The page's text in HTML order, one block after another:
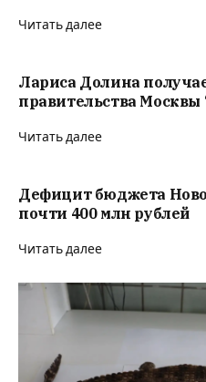
Читать далее
Лариса Долина
правительства Москвы
Читать далее
Дефицит бюджета
почти 400 млн рублей
Читать далее